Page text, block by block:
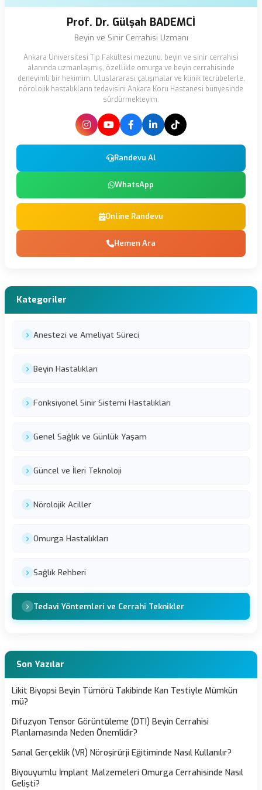
Prof. Dr. Gülşah BADEMCİ
Beyin ve Sinir Cerrahisi Uzmanı
Ankara Üniversitesi Tıp Fakültesi mezunu, beyin ve sinir cerrahisi
alanında uzmanlaşmış, özellikle omurga ve beyin cerrahisinde
deneyimli bir hekimim. Uluslararası çalışmalar ve klinik tecrübelerle,
nörolojik hastalıkların tedavisini Ankara Koru Hastanesi bünyesinde
sürdürmekteyim.
Randevu Al
WhatsApp
Online Randevu
Hemen Ara
Kategoriler
Anestezi ve Ameliyat Süreci
Beyin Hastalıkları
Fonksiyonel Sinir Sistemi Hastalıkları
Genel Sağlık ve Günlük Yaşam
Güncel ve İleri Teknoloji
Nörolojik Aciller
Omurga Hastalıkları
Sağlık Rehberi
Tedavi Yöntemleri ve Cerrahi Teknikler
Son Yazılar
Likit Biyopsi Beyin Tümörü Takibinde Kan Testiyle Mümkün
mü?
Difuzyon Tensor Görüntüleme (DTI) Beyin Cerrahisi
Planlamasında Neden Önemlidir?
Sanal Gerçeklik (VR) Nöroşirürji Eğitiminde Nasıl Kullanılır?
Biyouyumlu İmplant Malzemeleri Omurga Cerrahisinde Nasıl
Gelişti?